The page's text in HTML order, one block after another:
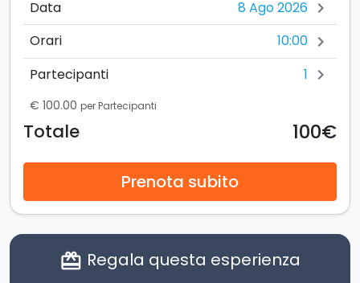
Data chevron_right
Orari 10:00 chevron_right
Partecipanti 1 chevron_right
€ 100.00 per Partecipanti
Totale 100€
Prenota subito
card_giftcard Regala questa esperienza